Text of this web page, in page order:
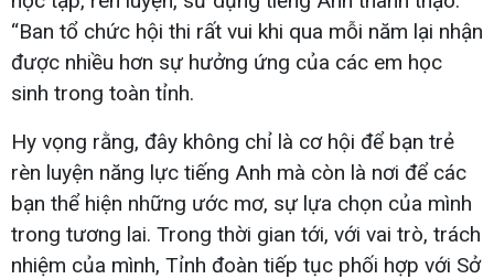
“Ban tổ chức hội thi rất vui khi qua mỗi năm lại nhận
được nhiều hơn sự hưởng ứng của các em học
sinh trong toàn tỉnh.
Hy vọng rằng, đây không chỉ là cơ hội để bạn trẻ
rèn luyện năng lực tiếng Anh mà còn là nơi để các
bạn thể hiện những ước mơ, sự lựa chọn của mình
trong tương lai. Trong thời gian tới, với vai trò, trách
nhiệm của mình, Tỉnh đoàn tiếp tục phối hợp với Sở